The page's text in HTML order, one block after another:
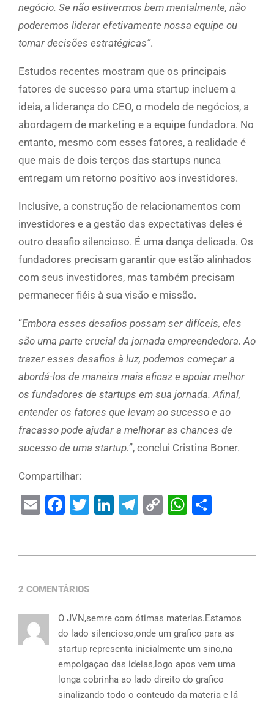
negócio. Se não estivermos bem mentalmente, não
poderemos liderar efetivamente nossa equipe ou
tomar decisões estratégicas”.
Estudos recentes mostram que os principais
fatores de sucesso para uma startup incluem a
ideia, a liderança do CEO, o modelo de negócios, a
abordagem de marketing e a equipe fundadora. No
entanto, mesmo com esses fatores, a realidade é
que mais de dois terços das startups nunca
entregam um retorno positivo aos investidores.
Inclusive, a construção de relacionamentos com
investidores e a gestão das expectativas deles é
outro desafio silencioso. É uma dança delicada. Os
fundadores precisam garantir que estão alinhados
com seus investidores, mas também precisam
permanecer fiéis à sua visão e missão.
“Embora esses desafios possam ser difíceis, eles
são uma parte crucial da jornada empreendedora. Ao
trazer esses desafios à luz, podemos começar a
abordá-los de maneira mais eficaz e apoiar melhor
os fundadores de startups em sua jornada. Afinal,
entender os fatores que levam ao sucesso e ao
fracasso pode ajudar a melhorar as chances de
sucesso de uma startup.”, conclui Cristina Boner.
Compartilhar:
EmailFacebook
Twitter
LinkedIn
Telegram
Copy
2 COMENTÁRIOS
O JVN,semre com ótimas materias.Estamos
do lado silencioso,onde um grafico para as
startup representa inicialmente um sino,na
empolgaçao das ideias,logo apos vem uma
longa cobrinha ao lado direito do grafico
sinalizando todo o conteudo da materia e lá